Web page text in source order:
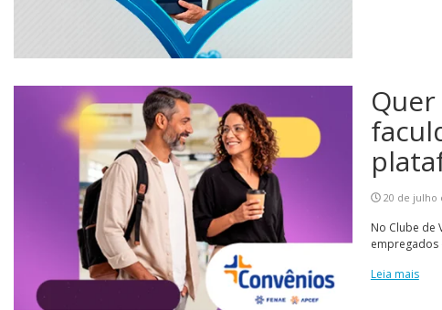
20 de julho
No Clube de
empregados
Leia mais